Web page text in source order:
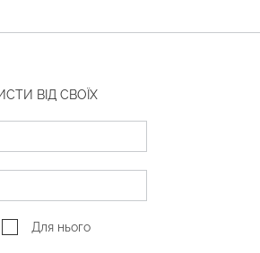
ВІД СВОЇХ
Для нього